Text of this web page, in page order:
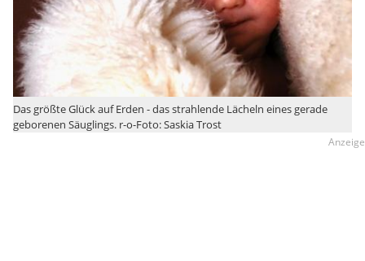
Das größte Glück auf Erden - das strahlende Lächeln eines gerade
geborenen Säuglings. r-o-Foto: Saskia Trost